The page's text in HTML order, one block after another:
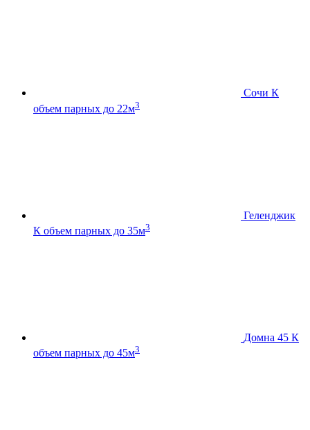
Сочи К
объем парных до 22м3
Геленджик
К объем парных до 35м3
Домна 45 К
объем парных до 45м3